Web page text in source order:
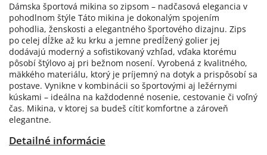
Dámska športová mikina so zipsom – nadčasová elegancia v
pohodlnom štýle Táto mikina je dokonalým spojením
pohodlia, ženskosti a elegantného športového dizajnu. Zips
po celej dĺžke až ku krku a jemne predĺžený golier jej
dodávajú moderný a sofistikovaný vzhľad, vďaka ktorému
pôsobí štýlovo aj pri bežnom nosení. Vyrobená z kvalitného,
mäkkého materiálu, ktorý je príjemný na dotyk a prispôsobí sa
postave. Vynikne v kombinácii so športovými aj ležérnymi
kúskami – ideálna na každodenné nosenie, cestovanie či voľný
čas. Mikina, v ktorej sa budeš cítiť komfortne a zároveň
elegantne.
Detailné informácie